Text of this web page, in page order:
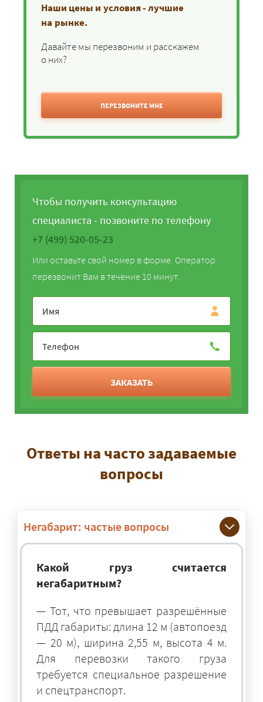
Наши цены и условия - лучшие
на рынке.
Давайте мы перезвоним и расскажем
о них?
ПЕРЕЗВОНИТЕ МНЕ
Чтобы получить консультацию
специалиста - позвоните по телефону
+7 (499) 520-05-23
Или оставьте свой номер в форме. Оператор
перезвонит Вам в течение 10 минут.
ЗАКАЗАТЬ
Ответы на часто задаваемые
вопросы
Негабарит: частые вопросы
Какой груз считается
негабаритным?
— Тот, что превышает разрешённые
ПДД габариты: длина 12 м (автопоезд
— 20 м), ширина 2,55 м, высота 4 м.
Для перевозки такого груза
требуется специальное разрешение
и спецтранспорт.